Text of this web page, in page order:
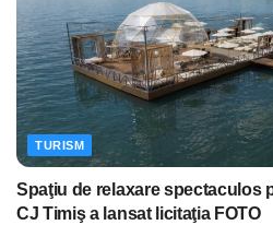
TURISM
Spaţiu de relaxare spectaculos
CJ Timiş a lansat licitaţia FOTO